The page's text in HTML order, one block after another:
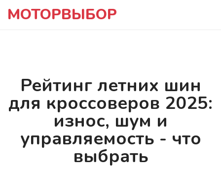
МОТОРВЫБОР
Рейтинг летних шин
для кроссоверов 2025:
износ, шум и
управляемость - что
выбрать